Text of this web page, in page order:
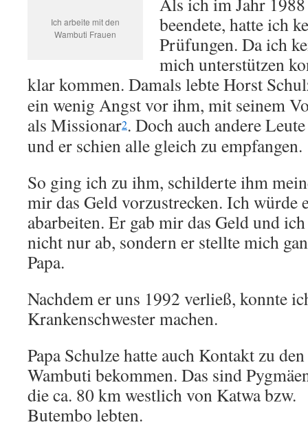
Ich arbeite mit den
Wambuti Frauen
beendete, hatte ich
Prüfungen. Da ich
michunterstützen
klar kommen. Damals lebte Horst
ein wenig Angst vor ihm, mit seinem
als Missionar2. Doch auch andere
und er schien alle gleich zu empfangen.
So ging ich zu ihm, schilderte ihm
mir das Geld vorzustrecken. Ich würde
abarbeiten. Er gab mir das Geld und
nicht nur ab, sondern er stellte mich
Papa.
Nachdem er uns 1992 verließ, konnte
Krankenschwester machen.
Papa Schulze hatte auch Kontakt zu den
Wambuti bekommen. Das sind
die ca. 80 km westlich von Katwa bzw.
Butembo lebten.